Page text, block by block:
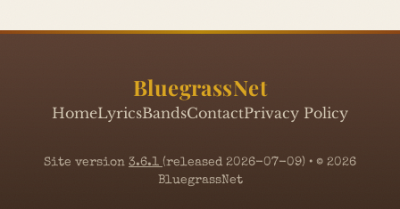
BluegrassNet
HomeLyricsBandsContactPrivacy Policy
Site version 3.6.1 (released 2026-07-09) • © 2026
BluegrassNet